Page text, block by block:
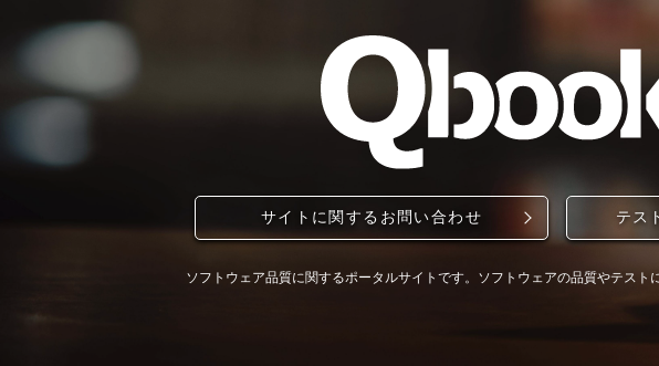
サイトに関するお問い合わせ テス
ソフトウェア品質に関するポータルサイトです。ソフトウェアの品質やテス